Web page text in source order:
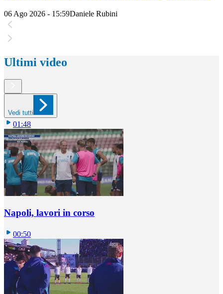
06 Ago 2026 - 15:59Daniele Rubini
Ultimi video
Vedi tutti
01:48
Napoli, lavori in corso
00:50